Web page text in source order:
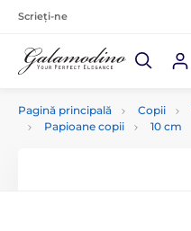
Scrieți-ne
Pagină principală Copii
Papioane copii
10 cm